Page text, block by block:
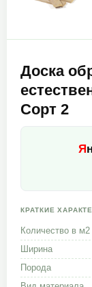
Доска
Сорт 2
Я
КРАТКИЕ
Количество в м2
Ширина
Порода